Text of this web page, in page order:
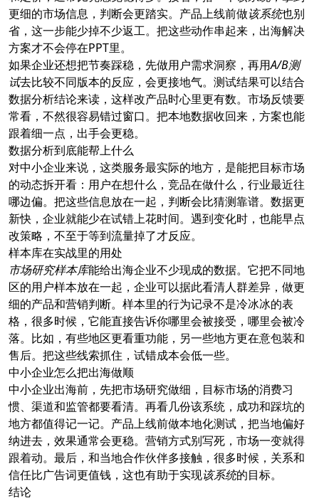
更细的市场信息，判断会更踏实。产品上线前做该系统也别
省，这一步能少掉不少返工。把这些动作串起来，出海解决
方案才不会停在PPT里。
如果企业还想把节奏踩稳，先做用户需求洞察，再用A/B测
试去比较不同版本的反应，会更接地气。测试结果可以结合
数据分析结论来读，这样改产品时心里更有数。市场反馈要
常看，不然很容易错过窗口。把本地数据收回来，方案也能
跟着细一点，出手会更稳。
数据分析到底能帮上什么
对中小企业来说，这类服务最实际的地方，是能把目标市场
的动态拆开看：用户在想什么，竞品在做什么，行业最近往
哪边偏。把这些信息放在一起，判断会比猜测靠谱。数据更
新快，企业就能少在试错上花时间。遇到变化时，也能早点
改策略，不至于等到流量掉了才反应。
样本库在实战里的用处
市场研究样本库能给出海企业不少现成的数据。它把不同地
区的用户样本放在一起，企业可以据此看清人群差异，做更
细的产品和营销判断。样本里的行为记录不是冷冰冰的表
格，很多时候，它能直接告诉你哪里会被接受，哪里会被冷
落。比如，有些地区更看重功能，另一些地方更在意包装和
售后。把这些线索抓住，试错成本会低一些。
中小企业怎么把出海做顺
中小企业出海前，先把市场研究做细，目标市场的消费习
惯、渠道和监管都要看清。再看几份该系统，成功和踩坑的
地方都值得记一记。产品上线前做本地化测试，把当地偏好
纳进去，效果通常会更稳。营销方式别写死，市场一变就得
跟着动。最后，和当地合作伙伴多接触，很多时候，关系和
信任比广告词更值钱，这也有助于实现该系统的目标。
结论